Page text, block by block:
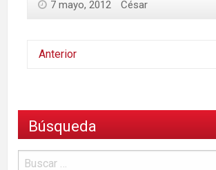
7 mayo, 2012 César
Anterior
Búsqueda